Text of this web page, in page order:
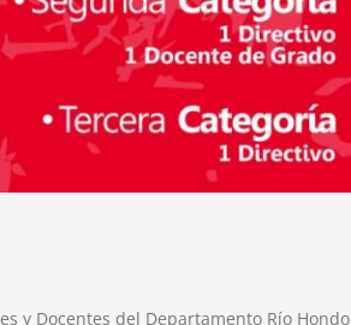
y Docentes del Departamento Río Hondo